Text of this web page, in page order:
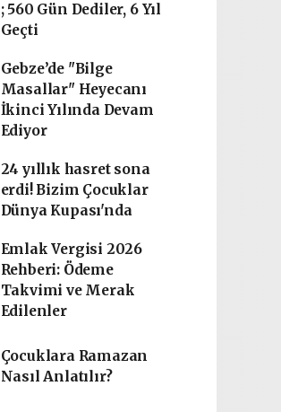
; 560 Gün Dediler, 6 Yıl
Geçti
Gebze’de "Bilge
Masallar" Heyecanı
İkinci Yılında Devam
Ediyor
24 yıllık hasret sona
erdi! Bizim Çocuklar
Dünya Kupası'nda
Emlak Vergisi 2026
Rehberi: Ödeme
Takvimi ve Merak
Edilenler
Çocuklara Ramazan
Nasıl Anlatılır?